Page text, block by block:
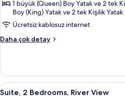
fotoğrafları
görün
1 büyük (Queen) Boy Yatak ve 2 tek
Boy (King) Yatak ve 2 tek Kişilik Yatak
Ücretsiz kablosuz internet
Daha çok detay
Suite,
daha
fazla
detay
Suite,
6
Suite, 2 Bedrooms, River View